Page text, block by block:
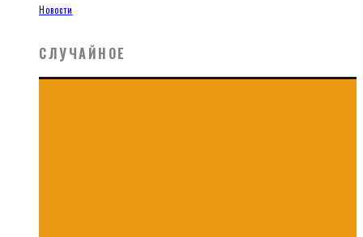
Новости
СЛУЧАЙНОЕ